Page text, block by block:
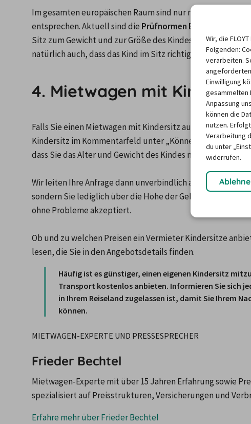
Im gesamten europäischen Raum sind nur noch
entsprechen. Aktuell sind die Prüfnormen ECE-R44/03 und
Sitz zum Gewicht und zur Größe des Kindes passt, dass
natürlich auch, dass das Kind im Sitz richtig gesichert ist.
4. Mietwagen mit Kindersitz
Falls Sie einen Mietwagen mit Kindersitz auf billiger-
Kindersitz im Kommentarfeld unter „Können wir etwas
dass Sie das Alter und Gewicht des Kindes mit angeben.
Wir leiten Ihre Anfrage dann unverbindlich an den
sondern Sie lediglich über die Höhe der Gebühr
ohne Probleme akzeptiert.
Ob und zu welchen Preisen ein Vermieter Kindersitze
Häufig ist es günstiger, einen eigenen Kindersitz
Transport kostenlos anbieten. Informieren Sie sich
in Ihrem Reiseland zugelassen ist, damit Sie Ihrem
können.
MIETWAGEN-EXPERTE UND PRESSESPRECHER
Frieder Bechtel
Mietwagen-Experte mit über 15 Jahren Erfahrung sowie
spezialisiert auf Preisstrukturen, Versicherungen und
Erfahre mehr überFrieder Bechtel
Wir, die
Folgenden:
verarbeiten.
Einwilligung
gesammelten
Anpassung
können die
nutzen.
Verarbeitung
du unter
widerrufen.